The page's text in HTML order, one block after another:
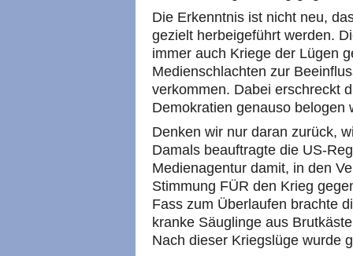
Die Erkenntnis ist nicht neu,
gezielt herbeigeführt werden.
immer auch Kriege der Lügen
Medienschlachten zur
verkommen. Dabei erschreckt
Demokratien genauso belogen
Denken wir nur daran zurück,
Damals beauftragte die US-
Medienagentur damit, in den
Stimmung FÜR den Krieg
Fass zum Überlaufen brachte
kranke Säuglinge aus
Nach dieser Kriegslüge wurde